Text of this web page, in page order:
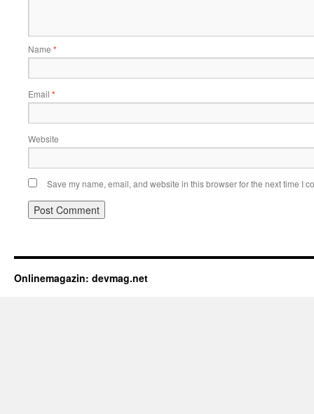
Name *
Email *
Website
Save my name, email, and website in this browser for the next time I
Onlinemagazin: devmag.net